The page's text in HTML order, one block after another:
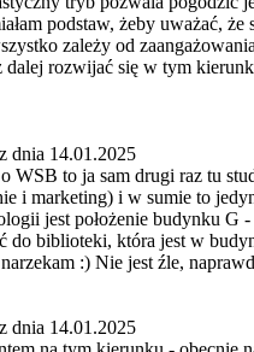
podstaw, żeby uważać, że
zależy od
dalej rozwijać się w tym
dnia 14.01.2025
WSB to ja sam drugi raz tu
i marketing) i w sumie to
jest położenie budynku G -
do biblioteki, która jest w
:) Nie jest źle,
dnia 14.01.2025